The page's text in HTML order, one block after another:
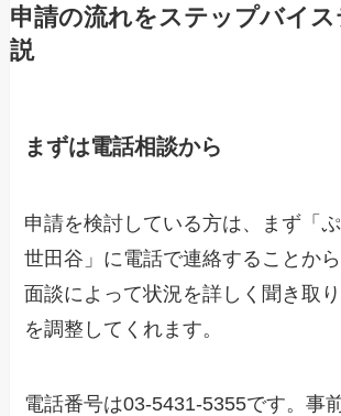
申請の流れをステップバイ
説
まずは電話相談から
申請を検討している方は、まず「
世田谷」に電話で連絡することから
面談によって状況を詳しく聞き取
を調整してくれます。
電話番号は03-5431-5355です。事